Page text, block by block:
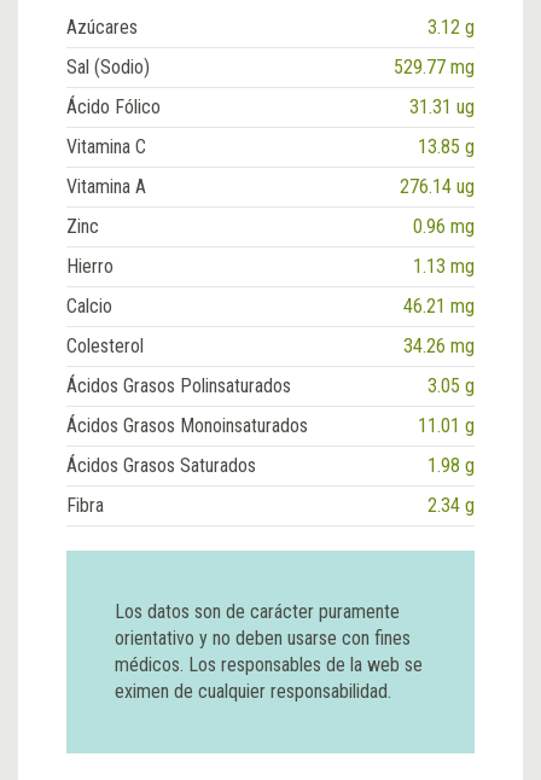
Azúcares
3.12 g
Sal (Sodio)
529.77 mg
Ácido Fólico
31.31 ug
Vitamina C
13.85 g
Vitamina A
276.14 ug
Zinc
0.96 mg
Hierro
1.13 mg
Calcio
46.21 mg
Colesterol
34.26 mg
Ácidos Grasos Polinsaturados
3.05 g
Ácidos Grasos Monoinsaturados
11.01 g
Ácidos Grasos Saturados
1.98 g
Fibra
2.34 g
Los datos son de carácter puramente
orientativo y no deben usarse con fines
médicos. Los responsables de la web se
eximen de cualquier responsabilidad.